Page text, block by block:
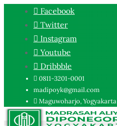
Facebook
Twitter
Instagram
Youtube
Dribbble
0811-3201-0001
madipoyk@gmail.com
Maguwoharjo, Yogyakarta